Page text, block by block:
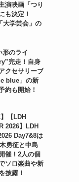
演映画「つり
も決定！
大学芸会」の
形のライ
完走！自身
クセサリーブ
blue」の新
約も開始！
【LDH
2026】LDH
Day7&8は
勇征と中島
催！2人の個
ソロ楽曲や新
披露！